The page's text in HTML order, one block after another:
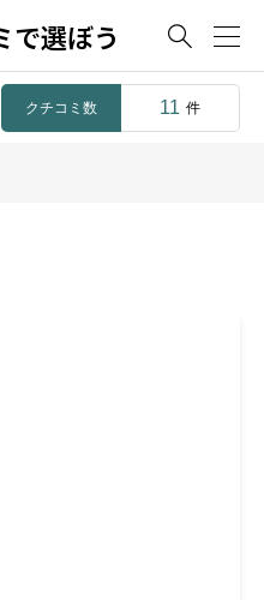
で選ぼう 
クチコミ数 11 件